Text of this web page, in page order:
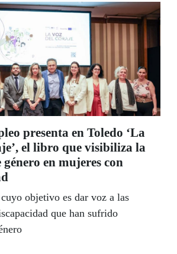
presenta en Toledo ‘La
el libro que visibiliza la
en mujeres con
objetivo es dar voz a las
que han sufrido